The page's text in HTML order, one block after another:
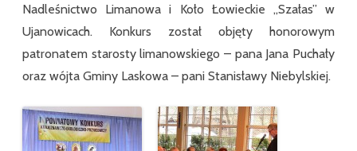
Nadleśnictwo Limanowa i Koło Łowieckie „Szałas” w
Ujanowicach. Konkurs został objęty honorowym
patronatem starosty limanowskiego – pana Jana Puchały
oraz wójta Gminy Laskowa – pani Stanisławy Niebylskiej.